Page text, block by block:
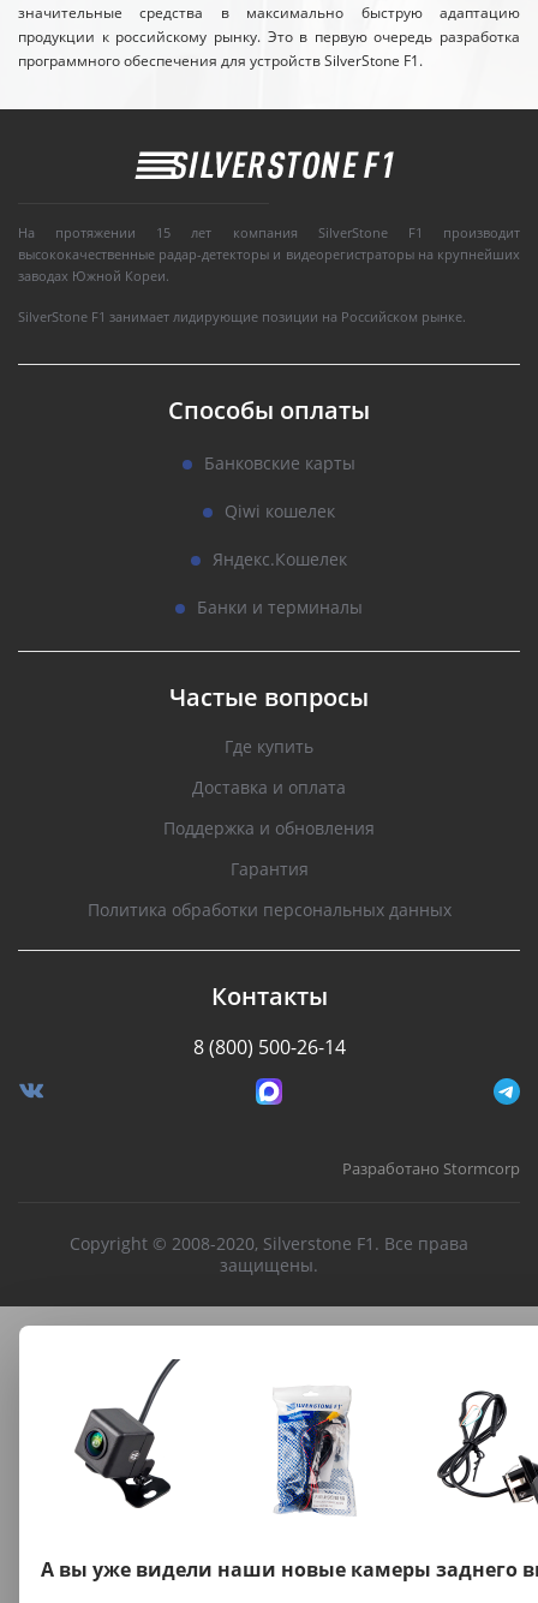
значительные средства в максимально быструю адаптацию
продукции к российскому рынку. Это в первую очередь разработка
программного обеспечения для устройств SilverStone F1.
На протяжении 15 лет компания SilverStone F1 производит
высококачественные радар-детекторы и видеорегистраторы на крупнейших
заводах Южной Кореи.
SilverStone F1 занимает лидирующие позиции на Российском рынке.
Способы оплаты
Банковские карты
Qiwi кошелек
Яндекс.Кошелек
Банки и терминалы
Частые вопросы
Где купить
Доставка и оплата
Поддержка и обновления
Гарантия
Политика обработки персональных данных
Контакты
8 (800) 500-26-14
Разработано Stormcorp
Copyright © 2008-2020, Silverstone F1. Все права
защищены.
А вы уже видели наши новые камеры заднего